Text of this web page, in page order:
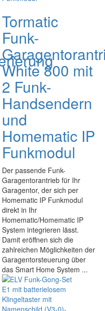
Tormatic
Funk-
White 800 mit
2 Funk-
Handsendern
und
Homematic IP
Funkmodul
Der passende Funk-
Garagentorantrieb für Ihr
Garagentor, der sich per
Homematic IP Funkmodul
direkt in Ihr
Homematic/Homematic IP
System integrieren lässt.
Damit eröffnen sich die
zahlreichen Möglichkeiten der
Garagentorsteuerung über
das Smart Home System ...